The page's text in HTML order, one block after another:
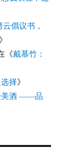
倡议书，
》
《戴慕竹：
择》
美酒 ——品